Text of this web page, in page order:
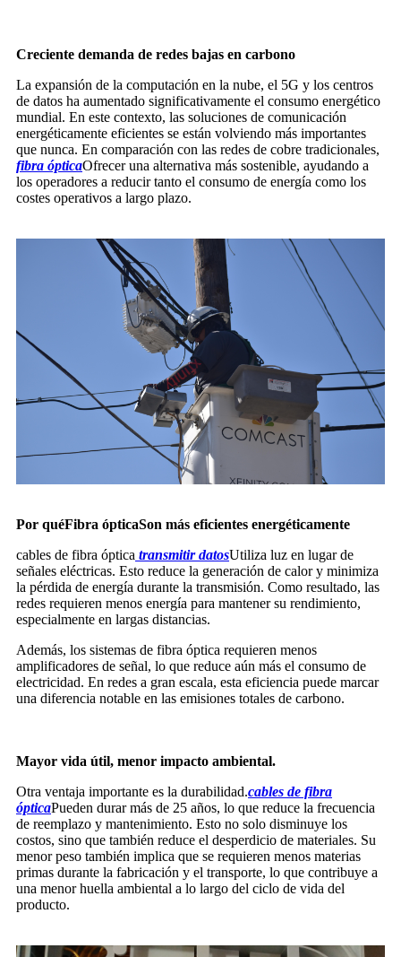
Creciente demanda de redes bajas en carbono
La expansión de la computación en la nube, el 5G y los centros
de datos ha aumentado significativamente el consumo energético
mundial. En este contexto, las soluciones de comunicación
energéticamente eficientes se están volviendo más importantes
que nunca. En comparación con las redes de cobre tradicionales,
fibra ópticaOfrecer una alternativa más sostenible, ayudando a
los operadores a reducir tanto el consumo de energía como los
costes operativos a largo plazo.
Por quéFibra ópticaSon más eficientes energéticamente
cables de fibra óptica transmitir datosUtiliza luz en lugar de
señales eléctricas. Esto reduce la generación de calor y minimiza
la pérdida de energía durante la transmisión. Como resultado, las
redes requieren menos energía para mantener su rendimiento,
especialmente en largas distancias.
Además, los sistemas de fibra óptica requieren menos
amplificadores de señal, lo que reduce aún más el consumo de
electricidad. En redes a gran escala, esta eficiencia puede marcar
una diferencia notable en las emisiones totales de carbono.
Mayor vida útil, menor impacto ambiental.
Otra ventaja importante es la durabilidad.cables de fibra
ópticaPueden durar más de 25 años, lo que reduce la frecuencia
de reemplazo y mantenimiento. Esto no solo disminuye los
costos, sino que también reduce el desperdicio de materiales. Su
menor peso también implica que se requieren menos materias
primas durante la fabricación y el transporte, lo que contribuye a
una menor huella ambiental a lo largo del ciclo de vida del
producto.